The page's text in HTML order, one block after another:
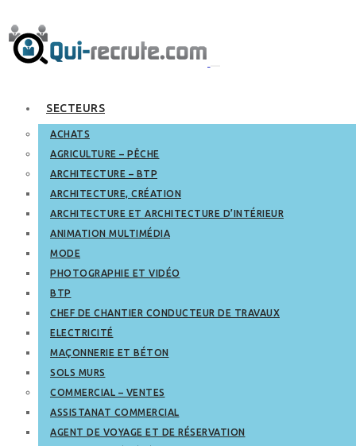
SECTEURS
ACHATS
AGRICULTURE – PÊCHE
ARCHITECTURE – BTP
ARCHITECTURE, CRÉATION
ARCHITECTURE ET ARCHITECTURE D’INTÉRIEUR
ANIMATION MULTIMÉDIA
MODE
PHOTOGRAPHIE ET VIDÉO
BTP
CHEF DE CHANTIER CONDUCTEUR DE TRAVAUX
ELECTRICITÉ
MAÇONNERIE ET BÉTON
SOLS MURS
COMMERCIAL – VENTES
ASSISTANAT COMMERCIAL
AGENT DE VOYAGE ET DE RÉSERVATION